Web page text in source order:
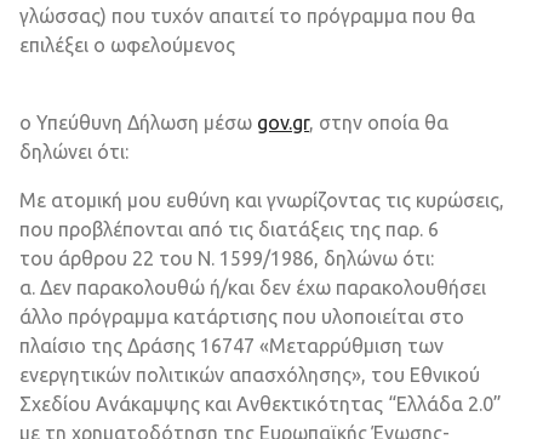
γλώσσας) που τυχόν απαιτεί το πρόγραμμα που θα
επιλέξει ο ωφελούμενος
o Υπεύθυνη Δήλωση μέσω gov.gr, στην οποία θα
δηλώνει ότι:
Με ατομική μου ευθύνη και γνωρίζοντας τις κυρώσεις,
που προβλέπονται από τις διατάξεις της παρ. 6
του άρθρου 22 του Ν. 1599/1986, δηλώνω ότι:
α. Δεν παρακολουθώ ή/και δεν έχω παρακολουθήσει
άλλο πρόγραμμα κατάρτισης που υλοποιείται στο
πλαίσιο της Δράσης 16747 «Μεταρρύθμιση των
ενεργητικών πολιτικών απασχόλησης», του Εθνικού
Σχεδίου Ανάκαμψης και Ανθεκτικότητας “Ελλάδα 2.0”
με τη χρηματοδότηση της Ευρωπαϊκής Ένωσης-